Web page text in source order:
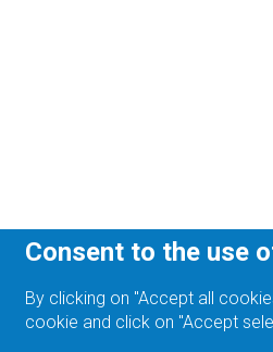
Consent to the use
By clicking on "Accept all
cookie and click on "Accept